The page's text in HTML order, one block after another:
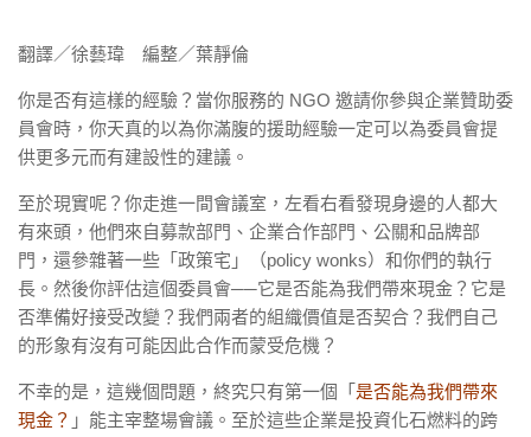
翻譯／徐藝瑋 編整／葉靜倫
你是否有這樣的經驗？當你服務的 NGO 邀請你參與企業贊助委
員會時，你天真的以為你滿腹的援助經驗一定可以為委員會提
供更多元而有建設性的建議。
至於現實呢？你走進一間會議室，左看右看發現身邊的人都大
有來頭，他們來自募款部門、企業合作部門、公關和品牌部
門，還參雜著一些「政策宅」（policy wonks）和你們的執行
長。然後你評估這個委員會──它是否能為我們帶來現金？它是
否準備好接受改變？我們兩者的組織價值是否契合？我們自己
的形象有沒有可能因此合作而蒙受危機？
不幸的是，這幾個問題，終究只有第一個「 是否能為我們帶來
現金？ 」能主宰整場會議。至於這些企業是投資化石燃料的跨